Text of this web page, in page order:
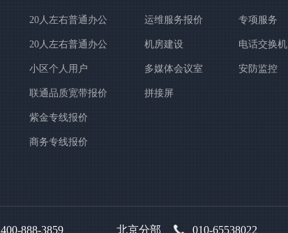
20人左右普通办公
20人左右普通办公
小区个人用户
联通品质宽带报价
紫金专线报价
商务专线报价
运维服务报价 专项服务
机房建设 电话交换机
多媒体会议室 安防监控
拼接屏
400-888-3859 北京分部 010-65538022